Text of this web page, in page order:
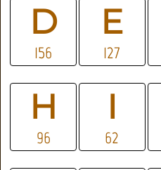
D
156
E
127
H
96
I
62